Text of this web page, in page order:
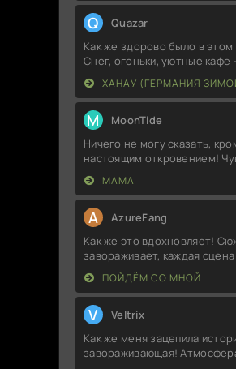
Q Quazar
Как же здорово было в
Снег, огоньки, уютные кафе
ХАНАУ (ГЕРМАНИЯ
M MoonTide
Ничего не могу сказать,
настоящим откровением!
МАМА
A AzureFang
Как же это вдохновляет!
завораживает, каждая
ПОЙДЁМ СО МНОЙ
V Veltrix
Как же меня зацепила
завораживающая!